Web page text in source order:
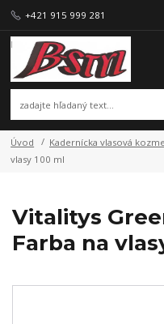
+421 915 999 281
Úvod Kadernícka vlasová
vlasy 100 ml
Vitalitys
Farba na